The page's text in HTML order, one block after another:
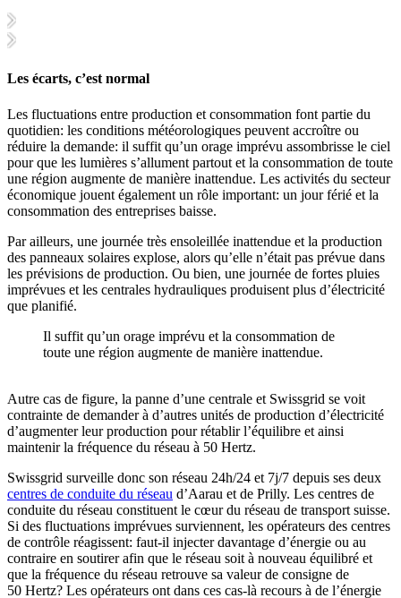
Les écarts, c’est normal
Les fluctuations entre production et consommation font partie du
quotidien: les conditions météorologiques peuvent accroître ou
réduire la demande: il suffit qu’un orage imprévu assombrisse le ciel
pour que les lumières s’allument partout et la consommation de toute
une région augmente de manière inattendue. Les activités du secteur
économique jouent également un rôle important: un jour férié et la
consommation des entreprises baisse.
Par ailleurs, une journée très ensoleillée inattendue et la production
des panneaux solaires explose, alors qu’elle n’était pas prévue dans
les prévisions de production. Ou bien, une journée de fortes pluies
imprévues et les centrales hydrauliques produisent plus d’électricité
que planifié.
Il suffit qu’un orage imprévu et la consommation de
toute une région augmente de manière inattendue.
Autre cas de figure, la panne d’une centrale et Swissgrid se voit
contrainte de demander à d’autres unités de production d’électricité
d’augmenter leur production pour rétablir l’équilibre et ainsi
maintenir la fréquence du réseau à 50 Hertz.
Swissgrid surveille donc son réseau 24h/24 et 7j/7 depuis ses deux
centres de conduite du réseau d’Aarau et de Prilly. Les centres de
conduite du réseau constituent le cœur du réseau de transport suisse.
Si des fluctuations imprévues surviennent, les opérateurs des centres
de contrôle réagissent: faut-il injecter davantage d’énergie ou au
contraire en soutirer afin que le réseau soit à nouveau équilibré et
que la fréquence du réseau retrouve sa valeur de consigne de
50 Hertz? Les opérateurs ont dans ces cas-là recours à de l’énergie